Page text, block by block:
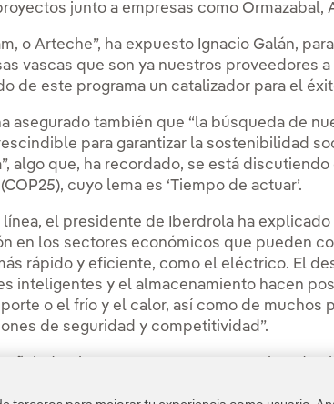
junto a empresas como Ormazabal,
o Arteche”, ha expuesto Ignacio Galán,
vascas que son ya nuestros proveedores
de este programa un catalizador para el
asegurado también que “la búsqueda de
para garantizar la sostenibilidad
algo que, ha recordado, se está
cuyo lema es ‘Tiempo de actuar’.
línea, el presidente de Iberdrola ha
en los sectores económicos que pueden
rápido y eficiente, como el eléctrico. El
inteligentes y el almacenamiento hacen
o el frío y el calor, así como de muchos
de seguridad y competitividad”.